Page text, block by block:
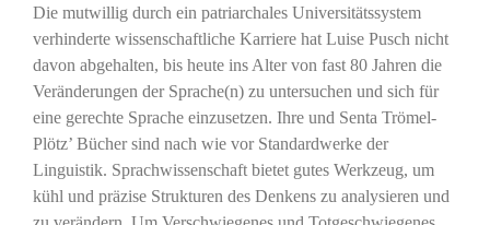
Die mutwillig durch ein patriarchales Universitätssystem
verhinderte wissenschaftliche Karriere hat Luise Pusch nicht
davon abgehalten, bis heute ins Alter von fast 80 Jahren die
Veränderungen der Sprache(n) zu untersuchen und sich für
eine gerechte Sprache einzusetzen. Ihre und Senta Trömel-
Plötz’ Bücher sind nach wie vor Standardwerke der
Linguistik. Sprachwissenschaft bietet gutes Werkzeug, um
kühl und präzise Strukturen des Denkens zu analysieren und